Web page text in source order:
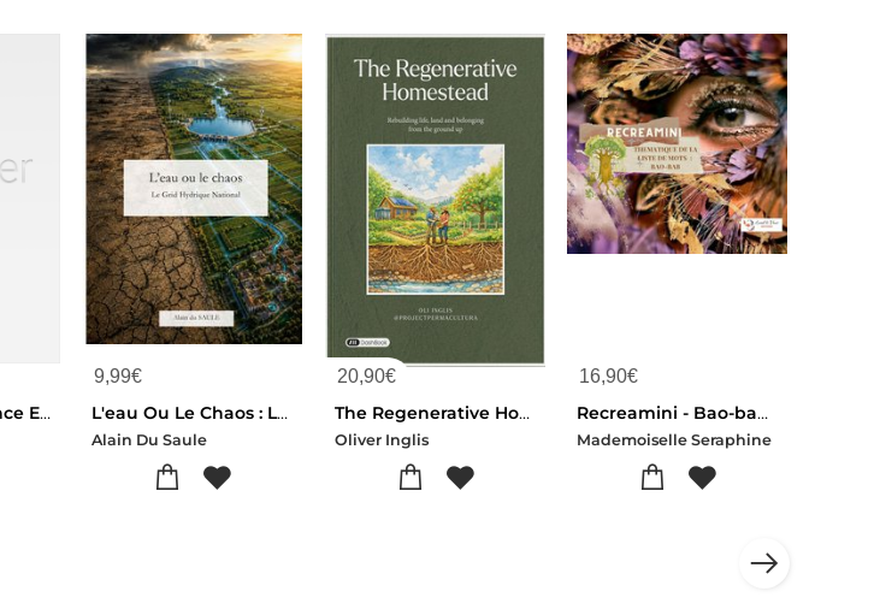
Carrieres De France Exploitations Actives
9,99€
L'eau Ou Le Chaos : Le Grid Hydrique National
Alain Du Saule
20,90€
The Regenerative Homestead : Rebuilding Life, Land And Belonging From The Ground Up
Oliver Inglis
16,90€
Recreamini - Bao-bab : L'arbre-memoire
Mademoiselle Seraphine